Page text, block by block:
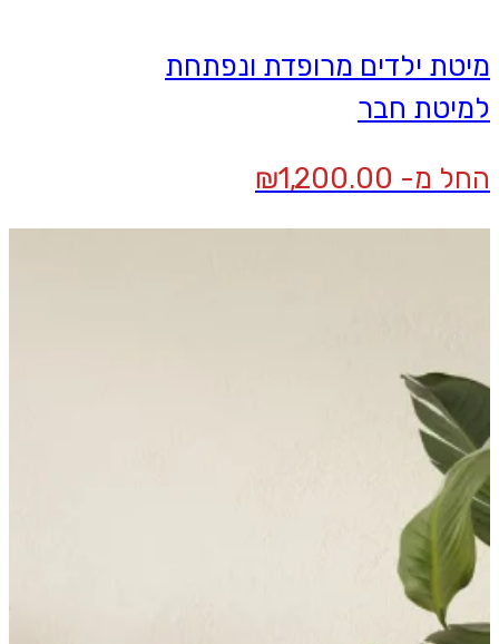
מיטת ילדים מרופדת ונפתחת
למיטת חבר
החל מ- ₪1,200.00